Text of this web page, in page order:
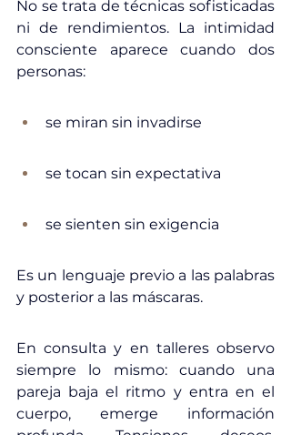
No se trata de técnicas sofisticadas
ni de rendimientos. La intimidad
consciente aparece cuando dos
personas:
se miran sin invadirse
se tocan sin expectativa
se sienten sin exigencia
Es un lenguaje previo a las palabras
y posterior a las máscaras.
En consulta y en talleres observo
siempre lo mismo: cuando una
pareja baja el ritmo y entra en el
cuerpo, emerge información